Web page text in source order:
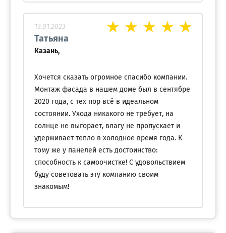
13.01.2023
Татьяна
Казань,
Хочется сказать огромное спасибо компании.
Монтаж фасада в нашем доме был в сентябре
2020 года, с тех пор всё в идеальном
состоянии. Ухода никакого не требует, на
солнце не выгорает, влагу не пропускает и
удерживает тепло в холодное время года. К
тому же у панелей есть достоинство:
способность к самоочистке! С удовольствием
буду советовать эту компанию своим
знакомым!